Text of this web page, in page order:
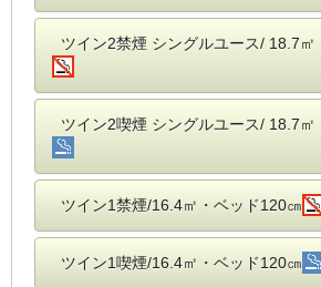
ツイン2禁煙 シングルユース/ 18.7㎡
ツイン2喫煙 シングルユース/ 18.7㎡
ツイン1禁煙/16.4㎡・ベッド120㎝
ツイン1喫煙/16.4㎡・ベッド120㎝